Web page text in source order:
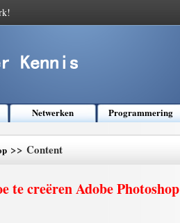
Netwerken Programmering
>> Content
te creëren Adobe